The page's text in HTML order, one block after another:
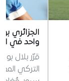
الجزائري
واحد في
قرّر بلال
التركي